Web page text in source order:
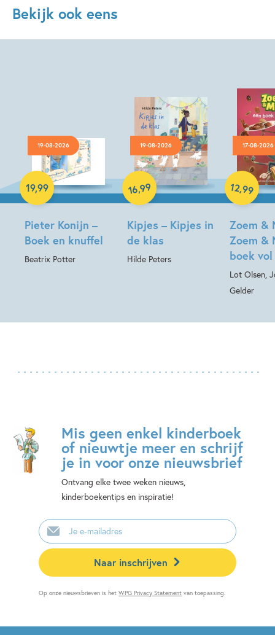
Bekijk ook eens
19-08-2026
Pieter Konijn –
Boek en knuffel
Beatrix Potter
19,99
Hardcover
19-08-2026
Kipjes – Kipjes in
de klas
Hilde Peters
16,99
Hardcover
17-08-2026
Zoem &
Zoem &
boek
Lot Olsen,
Gelder
12,99
Hardcover
Mis geen enkel kinderboek
of nieuwtje meer en schrijf
je in voor onze nieuwsbrief
Ontvang elke twee weken nieuws,
kinderboekentips en inspiratie!
E-
mailadres
Naar inschrijven
Op onze nieuwsbrieven is hetWPG Privacy Statement van toepassing.